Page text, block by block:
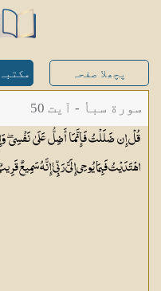
پچھلا صفحہ
سورة سبأ - آیت 50
قُلْ إِن ضَلَلْتُ فَإِنَّمَا أَضِلُّ عَلَىٰ نَفْسِي
اهْتَدَيْتُ فَبِمَا يُوحِي إِلَيَّ رَبِّي ۚ إِنَّهُ سَمِيعٌ